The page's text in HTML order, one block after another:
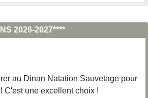
2026-2027****
au Dinan Natation Sauvetage pour
C'est une excellent choix !